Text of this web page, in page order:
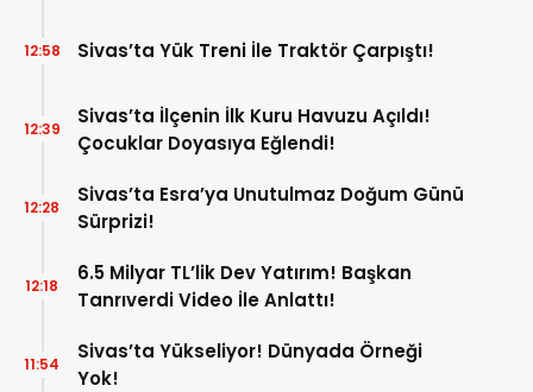
Sivas’ta Yük Treni İle Traktör Çarpıştı!
12:58
Sivas’ta İlçenin İlk Kuru Havuzu Açıldı!
Çocuklar Doyasıya Eğlendi!
12:39
Sivas’ta Esra’ya Unutulmaz Doğum Günü
Sürprizi!
12:28
6.5 Milyar TL’lik Dev Yatırım! Başkan
Tanrıverdi Video İle Anlattı!
12:18
Sivas’ta Yükseliyor! Dünyada Örneği
Yok!
11:54